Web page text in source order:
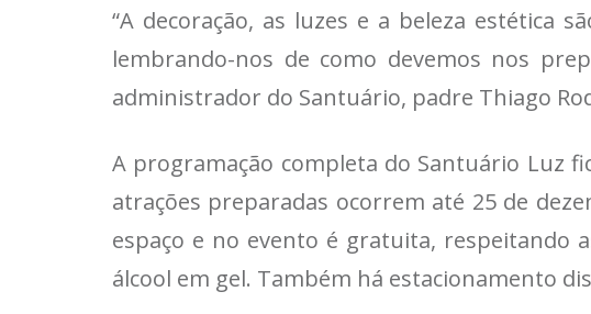
“A decoração, as luzes e a beleza estética
lembrando-nos de como devemos nos
administrador do Santuário, padre Thiago
A programação completa do Santuário Luz
atrações preparadas ocorrem até 25 de
espaço e no evento é gratuita, respeitando
álcool em gel. Também há estacionamento